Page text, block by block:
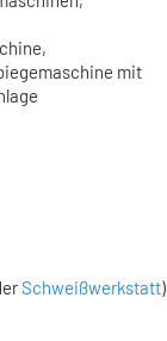
mit
Schweißwerkstatt)